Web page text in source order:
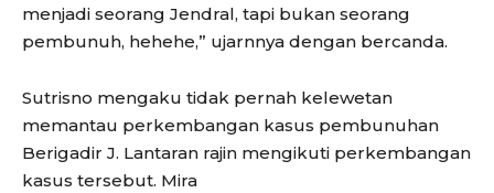
menjadi seorang Jendral, tapi bukan seorang
pembunuh, hehehe,” ujarnnya dengan bercanda.
Sutrisno mengaku tidak pernah kelewetan
memantau perkembangan kasus pembunuhan
Berigadir J. Lantaran rajin mengikuti perkembangan
kasus tersebut. Mira